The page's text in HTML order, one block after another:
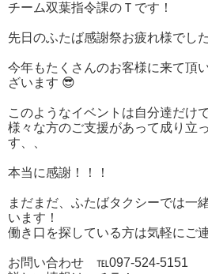
チーム双葉指令課のＴです！
先日のふたば感謝祭お疲れ様でした
今年もたくさんのお客様に来て頂
ざいます 😎
このようなイベントは自分達だけ
様々な方のご支援があって成り立
す、、
本当に感謝！！！
まだまだ、ふたばタクシーでは一
います！
働き口を探している方は気軽にご
お問い合わせ ℡097-524-5151